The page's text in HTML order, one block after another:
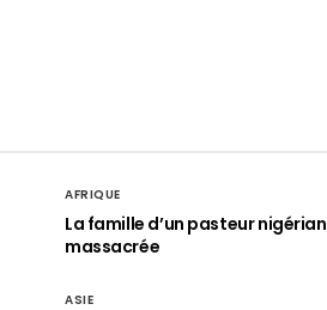
AFRIQUE
La famille d’un pasteur nigérian
massacrée
ASIE